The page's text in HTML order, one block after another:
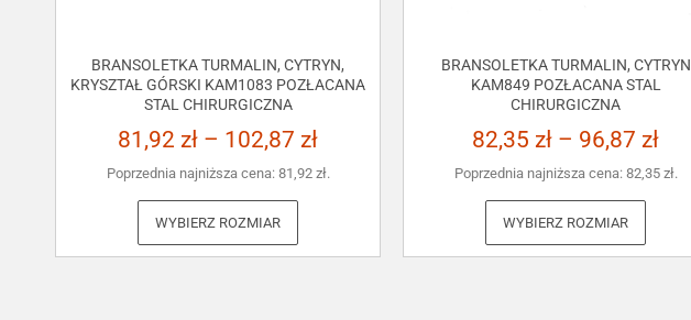
BRANSOLETKA TURMALIN, CYTRYN,
KRYSZTAŁ GÓRSKI KAM1083 POZŁACANA
STAL CHIRURGICZNA
81,92 zł – 102,87 zł
Poprzednia najniższa cena: 81,92 zł.
WYBIERZ ROZMIAR
BRANSOLETKA TURMALIN, CYTRYN
KAM849 POZŁACANA STAL
CHIRURGICZNA
82,35 zł – 96,87 zł
Poprzednia najniższa cena: 82,35 zł.
WYBIERZ ROZMIAR